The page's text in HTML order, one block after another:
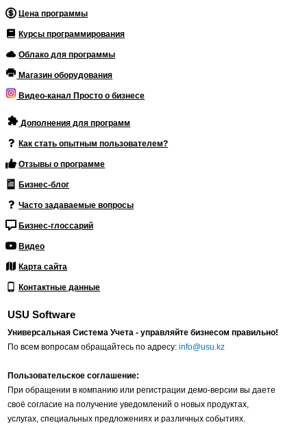
Цена программы
Курсы программирования
Облако для программы
Магазин оборудования
Видео-канал Просто о бизнесе
Дополнения для программ
Как стать опытным пользователем?
Отзывы о программе
Бизнес-блог
Часто задаваемые вопросы
Бизнес-глоссарий
Видео
Карта сайта
Контактные данные
USU Software
Универсальная Система Учета - управляйте бизнесом правильно!
По всем вопросам обращайтесь по адресу:info@usu.kz
Пользовательское соглашение:
При обращении в компанию или регистрации демо-версии вы даете
своё согласие на получение уведомлений о новых продуктах,
услугах, специальных предложениях и различных событиях.